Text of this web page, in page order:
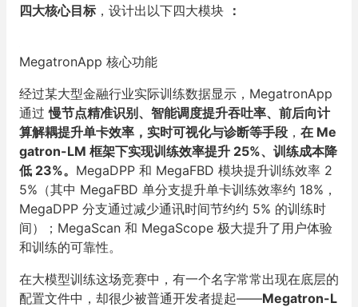
四大核心目标，设计出以下四大模块 ：
MegatronApp 核心功能
经过某大型金融行业实际训练数据显示，MegatronApp
通过慢节点精准识别、智能调度提升吞吐率、前后向计
算解耦提升单卡效率，实时可视化与诊断等手段 ， 在 Me
gatron-LM 框架下实现训练效率提升 25%、训练成本降
低 23%。 MegaDPP 和 MegaFBD 模块提升训练效率 2
5%（其中 MegaFBD 单分支提升单卡训练效率约 18%，
MegaDPP 分支通过减少通讯时间节约约 5% 的训练时
间）；MegaScan 和 MegaScope 极大提升了用户体验
和训练的可靠性。
在大模型训练这场竞赛中，有一个名字常常出现在底层的
配置文件中，却很少被普通开发者提起——Megatron-L